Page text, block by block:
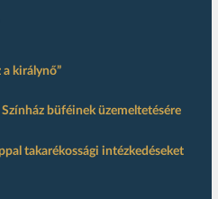
a királynő”
büféinek üzemeltetésére
takarékossági intézkedéseket